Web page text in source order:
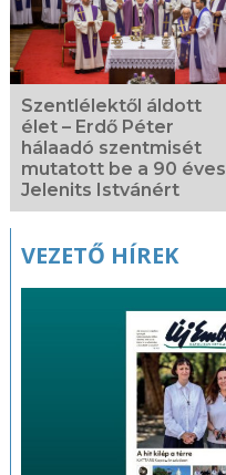
Szentlélektől áldott
élet – Erdő Péter
hálaadó szentmisét
mutatott be a 90 éves
Jelenits Istvánért
VEZETŐ HÍREK